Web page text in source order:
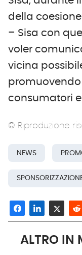
della
– Sisa con
voler
vicina
consumatori e
© Riproduzione
NEWS
ALTRO IN